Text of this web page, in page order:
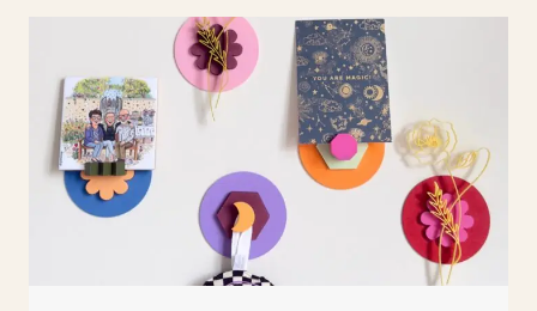
VERTALING
VAN
JOUW
FAMILIE